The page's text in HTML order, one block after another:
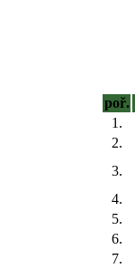
poř.
1.
2.
3.
4.
5.
6.
7.